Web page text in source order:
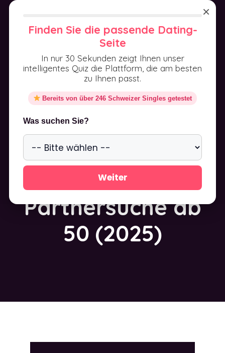
×
Finden Sie die passende Dating-
Seite
In nur 30 Sekunden zeigt Ihnen unser
intelligentes Quiz die Plattform, die am besten
zu Ihnen passt.
Bereits von über 246 Schweizer Singles getestet
Was suchen Sie?
Weiter
Aller
contenu
50plus
Singlebörse
Schweiz – Seriöse
Partnersuche ab
50 (2025)